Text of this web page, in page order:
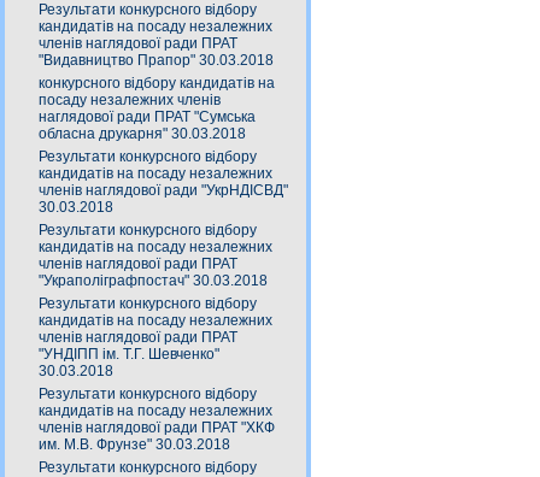
Результати конкурсного відбору
кандидатів на посаду незалежних
членів наглядової ради ПРАТ
"Видавництво Прапор" 30.03.2018
конкурсного відбору кандидатів на
посаду незалежних членів
наглядової ради ПРАТ "Сумська
обласна друкарня" 30.03.2018
Результати конкурсного відбору
кандидатів на посаду незалежних
членів наглядової ради "УкрНДІСВД"
30.03.2018
Результати конкурсного відбору
кандидатів на посаду незалежних
членів наглядової ради ПРАТ
"Украполіграфпостач" 30.03.2018
Результати конкурсного відбору
кандидатів на посаду незалежних
членів наглядової ради ПРАТ
"УНДІПП ім. Т.Г. Шевченко"
30.03.2018
Результати конкурсного відбору
кандидатів на посаду незалежних
членів наглядової ради ПРАТ "ХКФ
им. М.В. Фрунзе" 30.03.2018
Результати конкурсного відбору